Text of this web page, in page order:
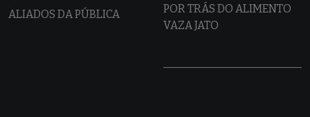
ALIADOS DA PÚBLICA
POR TRÁS DO ALIMENTO
VAZA JATO